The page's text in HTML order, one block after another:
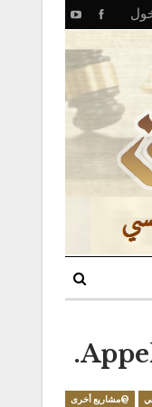
@مشاريع أخرى